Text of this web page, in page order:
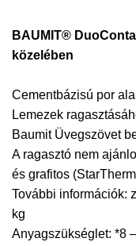
BAUMIT®
közelében
Cementbázisú por
Lemezek
Baumit Üvegszövet
A ragasztó nem
és grafitos
További információk:
kg
Anyagszükséglet: *8